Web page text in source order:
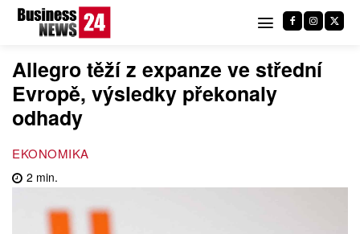
Allegro těží z expanze ve střední
Evropě, výsledky překonaly
odhady
EKONOMIKA
2 min.